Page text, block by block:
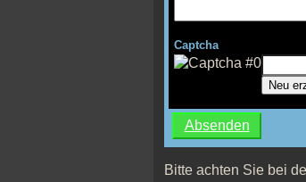
Captcha
Neu
Bitte achten Sie bei